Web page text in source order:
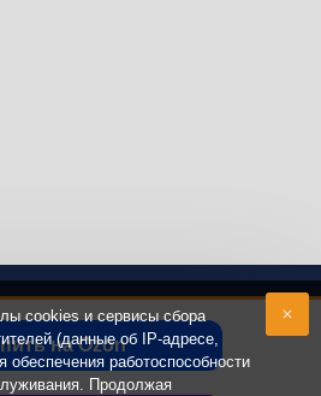
на Ozon
Адрес:
cookies и сервисы сбора
(данные об IP-адресе,
работоспособности
Продолжая